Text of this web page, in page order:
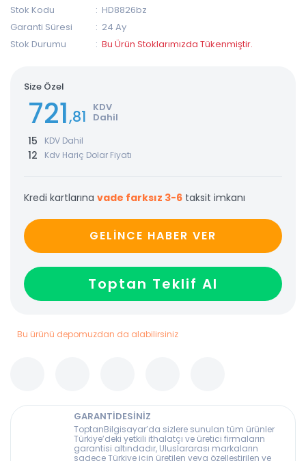
Stok Kodu
HD8826bz
Garanti Süresi
24 Ay
Stok Durumu
Bu Ürün Stoklarımızda Tükenmiştir.
Size Özel
721,81 KDV
Dahil
15 KDV Dahil
12 Kdv Hariç Dolar Fiyatı
Kredi kartlarına vade farksız 3-6 taksit imkanı
GELİNCE HABER VER
Toptan Teklif Al
Bu ürünü depomuzdan da alabilirsiniz
GARANTİDESİNİZ
ToptanBilgisayar’da sizlere sunulan tüm ürünler
Türkiye’deki yetkili ithalatçı ve üretici firmaların
garantisi altındadır, Uluslararası markaların
sadece Türkiye için üretilen veya özelleştirilen ve